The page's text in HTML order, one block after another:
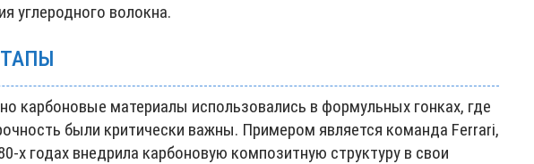
углеродного волокна.
карбоновые материалы использовались в формульных гонках, где
были критически важны. Примером является команда Ferrari,
х годах внедрила карбоновую композитную структуру в свои